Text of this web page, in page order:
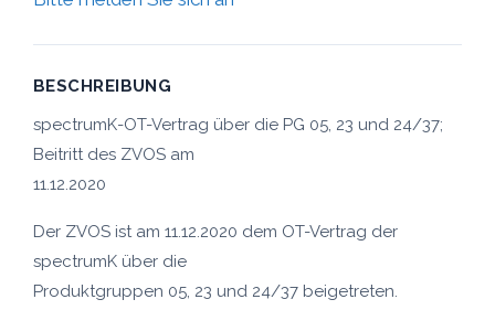
BESCHREIBUNG
spectrumK-OT-Vertrag über die PG 05, 23 und 24/37;
Beitritt des ZVOS am
11.12.2020
Der ZVOS ist am 11.12.2020 dem OT-Vertrag der
spectrumK über die
Produktgruppen 05, 23 und 24/37 beigetreten.